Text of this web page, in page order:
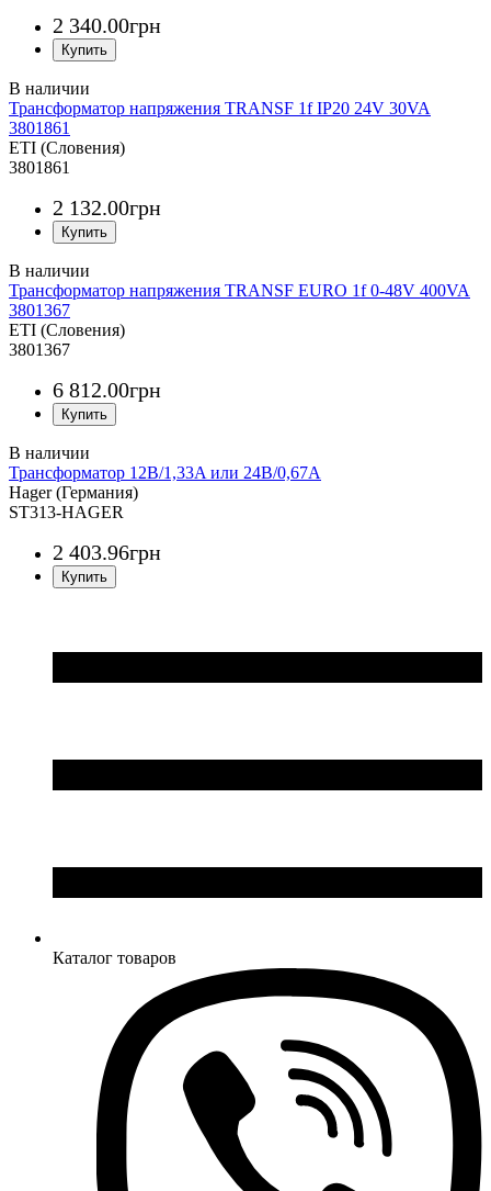
2 340.00грн
Трансформатор напряжения TRANSF 1f IP20 24V 30VA
3801861
ETI (Словения)
3801861
2 132.00грн
Трансформатор напряжения TRANSF EURO 1f 0-48V 400VA
3801367
ETI (Словения)
3801367
6 812.00грн
Трансформатор 12В/1,33A или 24В/0,67A
Hager (Германия)
ST313-HAGER
2 403.96грн
Каталог товаров